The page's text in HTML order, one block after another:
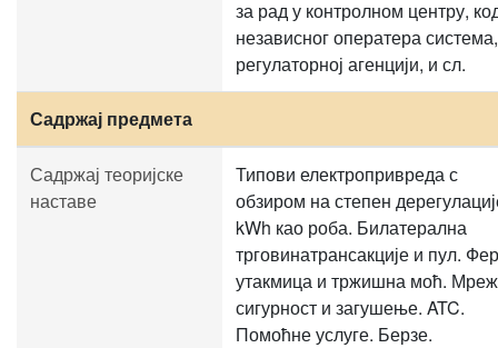
за рад у контролном центру,
независног оператера
регулаторној агенцији, и сл.
Садржај предмета
Садржај теоријске
наставе
Типови електропривреда с
обзиром на степен
kWh као роба. Билатерална
трговинатрансакције и пул. Фер
утакмица и тржишна моћ.
сигурност и загушење. ATC.
Помоћне услуге. Берзе.